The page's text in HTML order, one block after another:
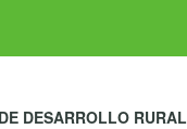
DESARROLLO RURAL